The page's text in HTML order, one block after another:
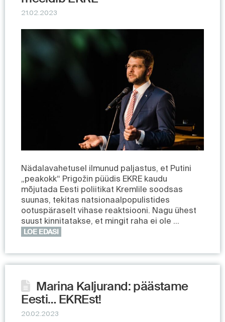
21.02.2023
Nädalavahetusel ilmunud paljastus, et Putini
„peakokk“ Prigožin püüdis EKRE kaudu
mõjutada Eesti poliitikat Kremlile soodsas
suunas, tekitas natsionaalpopulistides
ootuspäraselt vihase reaktsiooni. Nagu ühest
suust kinnitatakse, et mingit raha ei ole …
LOE EDASI
Marina Kaljurand: päästame
Eesti… EKREst!
20.02.2023